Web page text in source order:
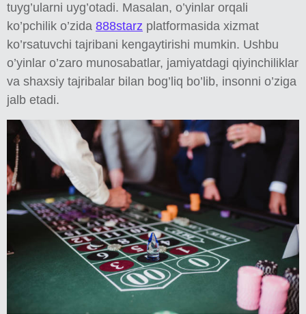
tuyg’ularni uyg’otadi. Masalan, o’yinlar orqali
ko’pchilik o’zida 888starz platformasida xizmat
ko’rsatuvchi tajribani kengaytirishi mumkin. Ushbu
o’yinlar o’zaro munosabatlar, jamiyatdagi qiyinchiliklar
va shaxsiy tajribalar bilan bog’liq bo’lib, insonni o’ziga
jalb etadi.